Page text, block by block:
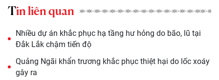
Tin liên quan
Nhiều dự án khắc phục hạ tầng hư hỏng do bão, lũ tại
Đắk Lắk chậm tiến độ
Quảng Ngãi khẩn trương khắc phục thiệt hại do lốc xoáy
gây ra